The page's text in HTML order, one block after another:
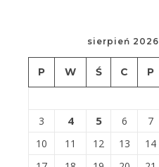
sierpień 2026
P W Ś C P
3
4 5 6 7
10
11 12 13 14